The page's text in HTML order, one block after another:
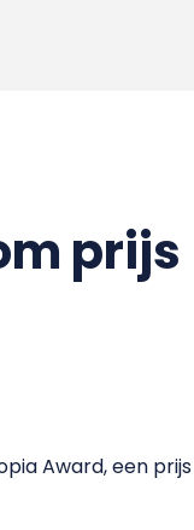
prijs
Award, een